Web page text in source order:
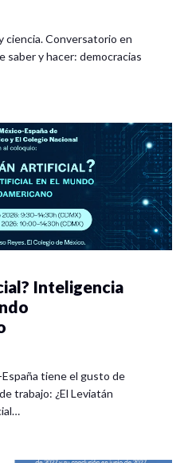
ciencia. Conversatorio en
saber y hacer: democracias
Inteligencia
tiene el gusto de
trabajo: ¿El Leviatán